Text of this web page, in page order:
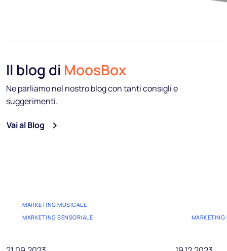
Il blog di MoosBox
Ne parliamo nel nostro blog con tanti consigli e
suggerimenti.
Vai al Blog
MARKETING MUSICALE
MARKETING SENSORIALE
MARKETING